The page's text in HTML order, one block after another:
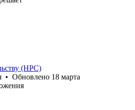
(НРС)
• Обновлено 18 марта